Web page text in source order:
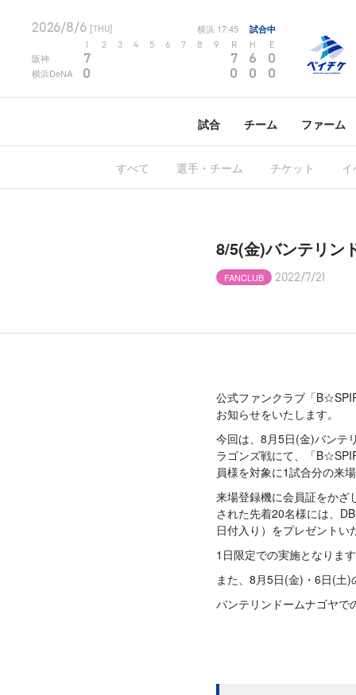
2026/8/6 [THU] 横浜 17:45 試合中
2 3 4 5 6 7 8 9 R H E
阪神 7 7 6 0
横浜DeNA 0 0 0 0
試合 チーム ファーム
すべて 選手・チーム チケット
8/5(金)バンテリン
FANCLUB 2022/7/21
公式ファンクラブ「
お知らせをいたします。
今回は、8月5日(金)バンテ
ラゴンズ戦にて、「
員様を対象に1試合分の来
来場登録機に会員証をかざ
された先着20名様には、
日付入り）をプレゼントい
1日限定での実施となりま
また、8月5日(金)・6日(土
バンテリンドームナゴヤで